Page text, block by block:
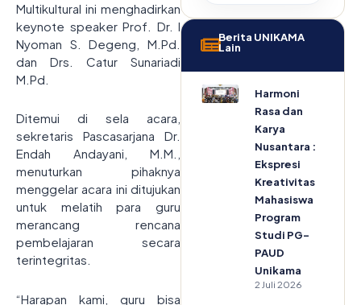
Multikultural ini menghadirkan
keynote speaker Prof. Dr. I
Nyoman S. Degeng, M.Pd.
dan Drs. Catur Sunariadi
M.Pd.
Ditemui di sela acara,
sekretaris Pascasarjana Dr.
Endah Andayani, M.M.,
menuturkan pihaknya
menggelar acara ini ditujukan
untuk melatih para guru
merancang rencana
pembelajaran secara
terintegritas.
“Harapan kami, guru bisa
Berita UNIKAMA
Lain
Harmoni
Rasa dan
Karya
Nusantara :
Ekspresi
Kreativitas
Mahasiswa
Program
Studi PG-
PAUD
Unikama
2 Juli 2026